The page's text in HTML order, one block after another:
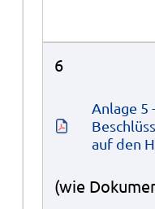
6
Anlage 5
auf den
(wie